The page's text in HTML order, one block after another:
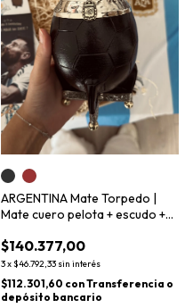
ARGENTINA Mate Torpedo |
Mate cuero pelota + escudo +
$140.377,00
3x$46.792,33 sin interés
$112.301,60 conTransferencia o
depósito bancario